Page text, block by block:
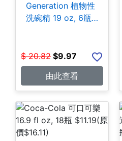
Generation 植物性
洗碗精 19 oz, 6瓶
$ 20.82 $9.97
由此查看